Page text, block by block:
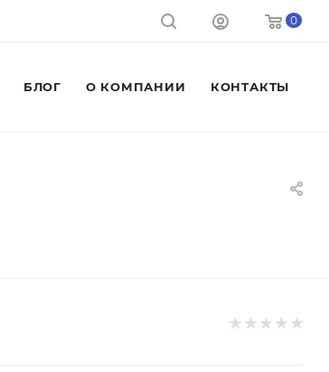
0
БЛОГ О КОМПАНИИ КОНТАКТЫ